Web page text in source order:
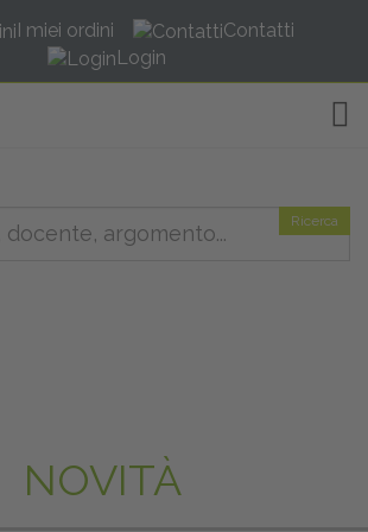
I miei ordini
Contatti
Login
Ricerca
NOVITÀ